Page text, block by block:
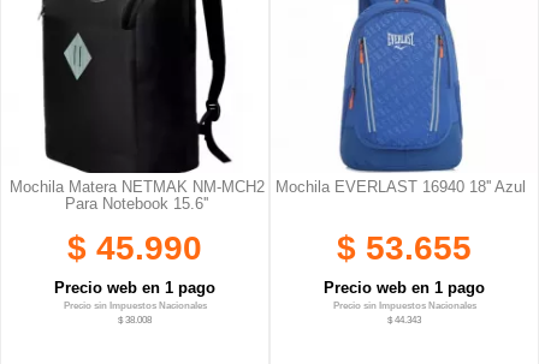
Mochila Matera NETMAK NM-MCH2
Para Notebook 15.6''
$ 45.990
Precio web en 1 pago
Precio sin Impuestos Nacionales
$ 38.008
Mochila EVERLAST 16940 18'' Azul
$ 53.655
Precio web en 1 pago
Precio sin Impuestos Nacionales
$ 44.343